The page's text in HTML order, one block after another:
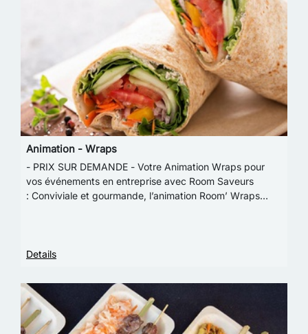
Animation - Wraps
- PRIX SUR DEMANDE - Votre Animation Wraps pour
vos événements en entreprise avec Room Saveurs
: Conviviale et gourmande, l’animation Room’ Wraps
Details